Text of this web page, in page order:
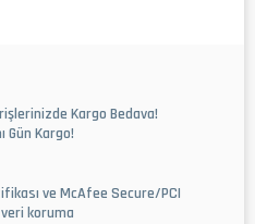
Kargo Bedava!
Gün Kargo!
ve McAfee Secure/PCI
koruma